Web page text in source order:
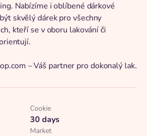
Nabízíme i oblíbené dárkové
skvělý dárek pro všechny
kteří se v oboru lakování či
– Váš partner pro dokonalý lak.
Cookie
30 days
Market